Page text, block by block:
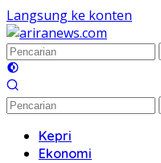
Langsung ke konten
Kepri
Ekonomi